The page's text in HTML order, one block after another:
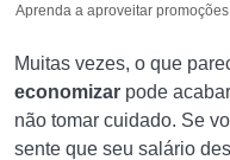
Aprenda a aproveitar
Muitas vezes, o que
economizar pode
não tomar cuidado. Se
sente que seu salário